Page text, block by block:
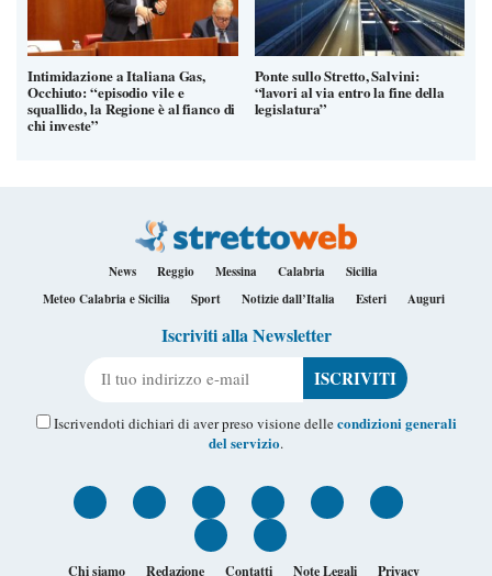
Intimidazione a Italiana Gas,
Occhiuto: “episodio vile e
squallido, la Regione è al fianco di
chi investe”
Ponte sullo Stretto, Salvini:
“lavori al via entro la fine della
legislatura”
News Reggio Messina Calabria
Sicilia
Meteo Calabria e Sicilia
Sport Notizie dall’Italia Esteri Auguri
Iscriviti alla Newsletter
Iscrivendoti dichiari di aver preso visione dellecondizioni generali
del servizio.
Chi siamo Redazione Contatti Note Legali Privacy